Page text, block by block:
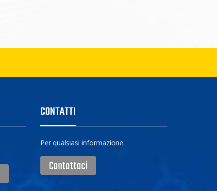
CONTATTI
Per qualsiasi informazione:
Contattaci